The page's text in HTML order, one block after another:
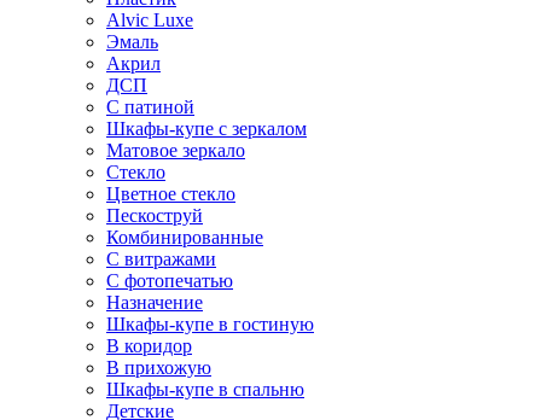
Alvic Luxe
Эмаль
Акрил
ДСП
С патиной
Шкафы-купе с зеркалом
Матовое зеркало
Стекло
Цветное стекло
Пескоструй
Комбинированные
С витражами
С фотопечатью
Назначение
Шкафы-купе в гостиную
В коридор
В прихожую
Шкафы-купе в спальню
Детские